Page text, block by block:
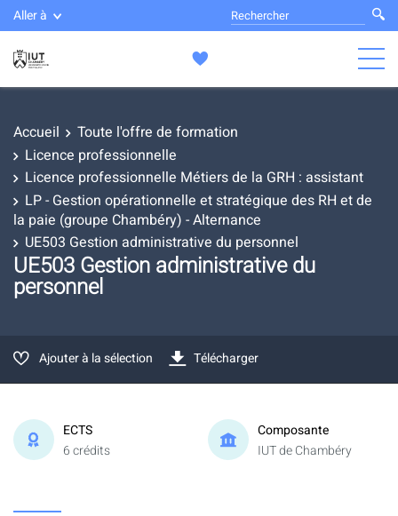
Aller à
Accueil
Toute l'offre de formation
Licence professionnelle
Licence professionnelle Métiers de la GRH : assistant
LP - Gestion opérationnelle et stratégique des RH et de
la paie (groupe Chambéry) - Alternance
UE503 Gestion administrative du personnel
UE503 Gestion administrative du
personnel
Ajouter à la sélection Télécharger
ECTS
6 crédits
Composante
IUT de Chambéry